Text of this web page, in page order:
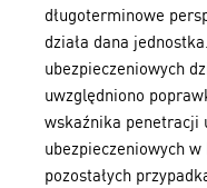
długoterminowe
działa dana
ubezpieczeniowych
uwzględniono
wskaźnika penetracji
ubezpieczeniowych
pozostałych